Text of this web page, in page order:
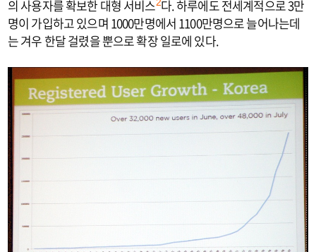
의 사용자를 확보한 대형 서비스2다. 하루에도 전세계적으로 3만
명이 가입하고 있으며 1000만명에서 1100만명으로 늘어나는데
는 겨우 한달 걸렸을 뿐으로 확장 일로에 있다.